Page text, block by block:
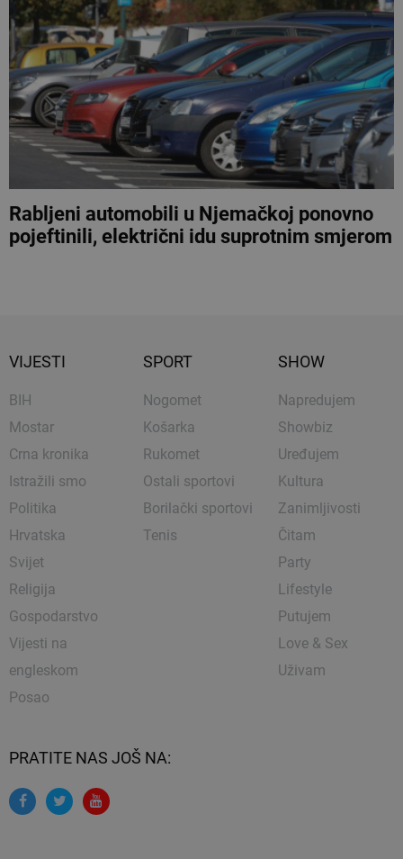
Rabljeni automobili u Njemačkoj ponovno
pojeftinili, električni idu suprotnim smjerom
VIJESTI
BIH
Mostar
Crna kronika
Istražili smo
Politika
Hrvatska
Svijet
Religija
Gospodarstvo
Vijesti na
engleskom
Posao
SPORT
Nogomet
Košarka
Rukomet
Ostali sportovi
Borilački sportovi
Tenis
SHOW
Napredujem
Showbiz
Uređujem
Kultura
Zanimljivosti
Čitam
Party
Lifestyle
Putujem
Love & Sex
Uživam
PRATITE NAS JOŠ NA: